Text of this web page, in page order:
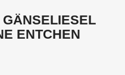
ENTCHEN